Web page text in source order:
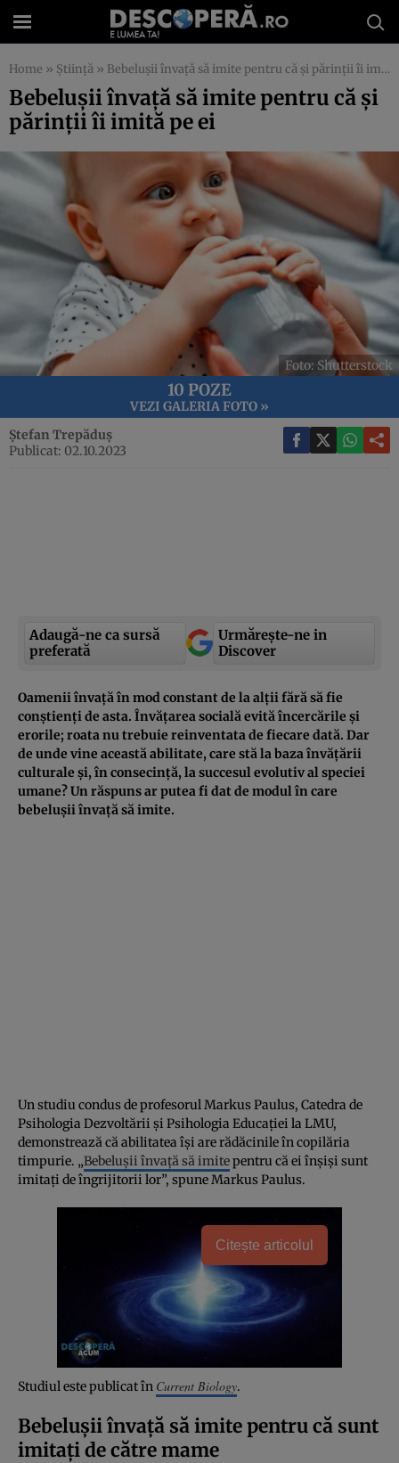
Home » Știință » Bebelușii învață să imite pentru că și părinții îi imită pe ei
Bebelușii învață să imite pentru că și
părinții îi imită pe ei
Foto: Shutterstock
10 POZE
VEZI GALERIA FOTO »
Ștefan Trepăduș
Publicat: 02.10.2023
Adaugă-ne ca sursă
preferată
Urmărește-ne in
Discover
Oamenii învață în mod constant de la alții fără să fie
conștienți de asta. Învățarea socială evită încercările și
erorile; roata nu trebuie reinventata de fiecare dată. Dar
de unde vine această abilitate, care stă la baza învățării
culturale și, în consecință, la succesul evolutiv al speciei
umane? Un răspuns ar putea fi dat de modul în care
bebelușii învață să imite.
Un studiu condus de profesorul Markus Paulus, Catedra de
Psihologia Dezvoltării și Psihologia Educației la LMU,
demonstrează că abilitatea își are rădăcinile în copilăria
timpurie. „Bebelușii învață să imitepentru că ei înșiși sunt
imitați de îngrijitorii lor”, spune Markus Paulus.
Citește articolul
Studiul este publicat în Current Biology.
Bebelușii învață să imite pentru că sunt
imitați de către mame